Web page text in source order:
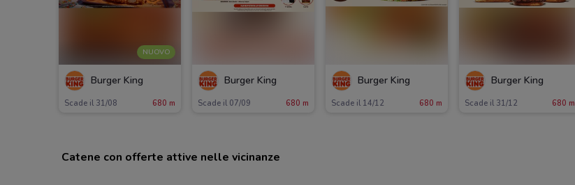
NUOVO
Burger King
Scade il 31/08 680 m
Burger King
Scade il 07/09 680 m
Burger King
Scade il 14/12 680 m
Burger King
Scade il 31/12 680 m
Catene con offerte attive nelle vicinanze